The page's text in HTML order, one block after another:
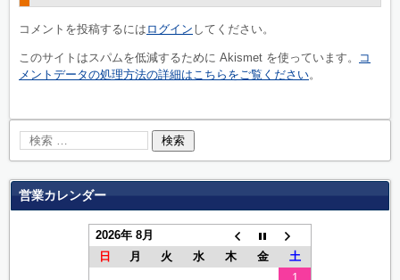
コメントを投稿するには ログイン してください。
このサイトはスパムを低減するために Akismet を使っています。
コ
メントデータの処理方法の詳細はこちらをご覧ください。
営業カレンダー
2026年 8月
日
月 火 水 木 金
土